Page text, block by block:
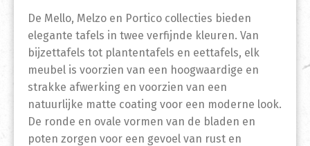
De Mello, Melzo en Portico collecties bieden
elegante tafels in twee verfijnde kleuren. Van
bijzettafels tot plantentafels en eettafels, elk
meubel is voorzien van een hoogwaardige en
strakke afwerking en voorzien van een
natuurlijke matte coating voor een moderne look.
De ronde en ovale vormen van de bladen en
poten zorgen voor een gevoel van rust en